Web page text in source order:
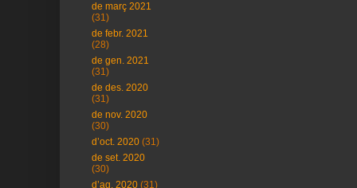
de març 2021
(31)
de febr. 2021
(28)
de gen. 2021
(31)
de des. 2020
(31)
de nov. 2020
(30)
d’oct. 2020 (31)
de set. 2020
(30)
d’ag. 2020 (31)